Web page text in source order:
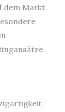
dem Markt